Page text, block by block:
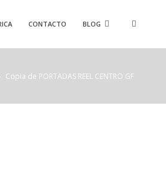
CONTACTO BLOG
Copia de PORTADAS REEL CENTRO GF